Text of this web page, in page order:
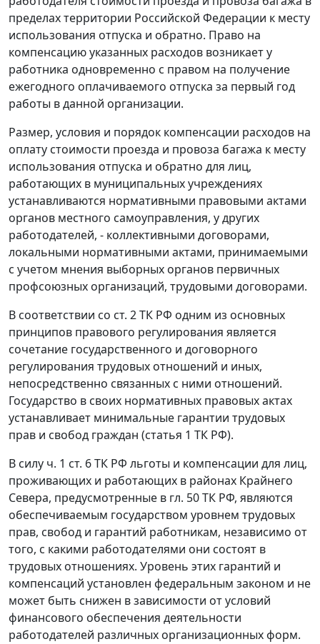
пределах территории Российской Федерации к месту
использования отпуска и обратно. Право на
компенсацию указанных расходов возникает у
работника одновременно с правом на получение
ежегодного оплачиваемого отпуска за первый год
работы в данной организации.
Размер, условия и порядок компенсации расходов на
оплату стоимости проезда и провоза багажа к месту
использования отпуска и обратно для лиц,
работающих в муниципальных учреждениях
устанавливаются нормативными правовыми актами
органов местного самоуправления, у других
работодателей, - коллективными договорами,
локальными нормативными актами, принимаемыми
с учетом мнения выборных органов первичных
профсоюзных организаций, трудовыми договорами.
В соответствии со ст. 2ТК РФ одним из основных
принципов правового регулирования является
сочетание государственного и договорного
регулирования трудовых отношений и иных,
непосредственно связанных с ними отношений.
Государство в своих нормативных правовых актах
устанавливает минимальные гарантии трудовых
прав и свобод граждан (статья 1 ТК РФ).
В силу ч. 1 ст. 6ТК РФ льготы и компенсации для лиц,
проживающих и работающих в районах Крайнего
Севера, предусмотренные в гл. 50ТК РФ, являются
обеспечиваемым государством уровнем трудовых
прав, свобод и гарантий работникам, независимо от
того, с какими работодателями они состоят в
трудовых отношениях. Уровень этих гарантий и
компенсаций установлен федеральным законом и не
может быть снижен в зависимости от условий
финансового обеспечения деятельности
работодателей различных организационных форм.